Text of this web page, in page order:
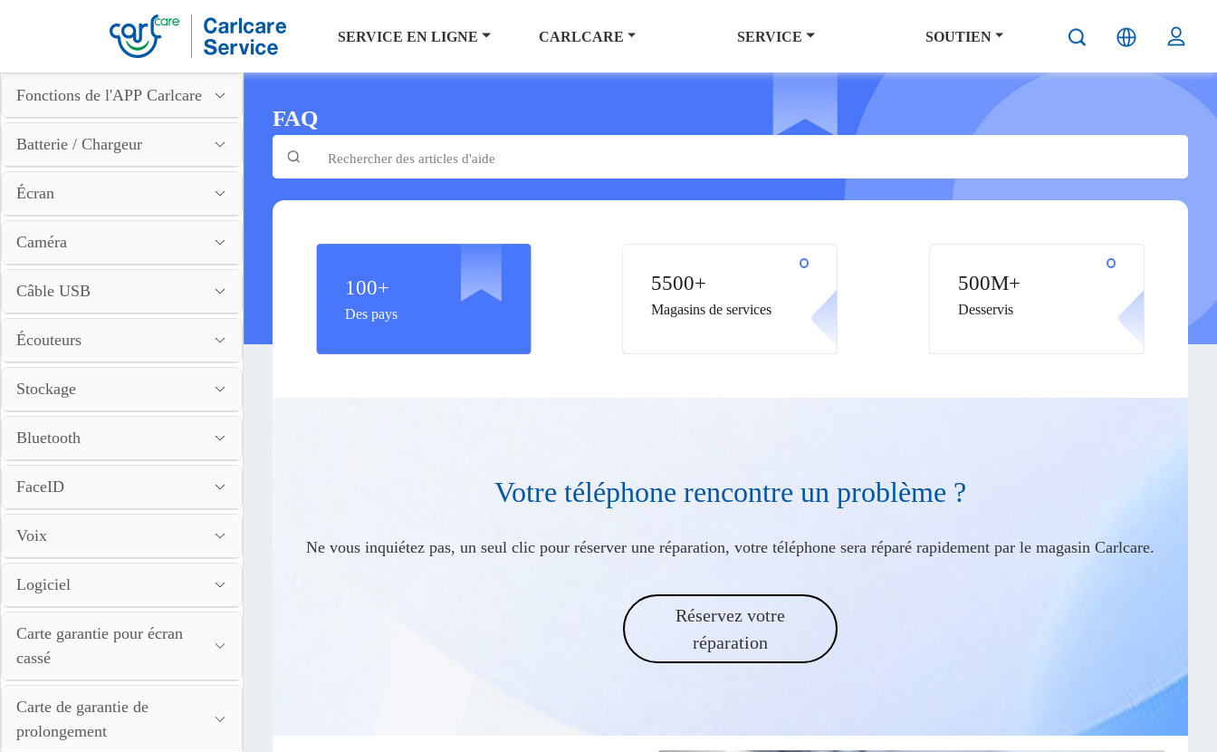
SERVICE EN LIGNE CARLCARE SERVICE SOUTIEN
Fonctions de l'APP Carlcare
Batterie / Chargeur
Écran
Caméra
Câble USB
Écouteurs
Stockage
Bluetooth
FaceID
Voix
Logiciel
Carte garantie pour écran
cassé
Carte de garantie de
prolongement
FAQ
100+
Des pays
5500+
Magasins de services
500M+
Desservis
Votre téléphone rencontre un problème ?
Ne vous inquiétez pas, un seul clic pour réserver une réparation, votre téléphone sera réparé rapidement par le magasin Carlcare.
Réservez votre
réparation